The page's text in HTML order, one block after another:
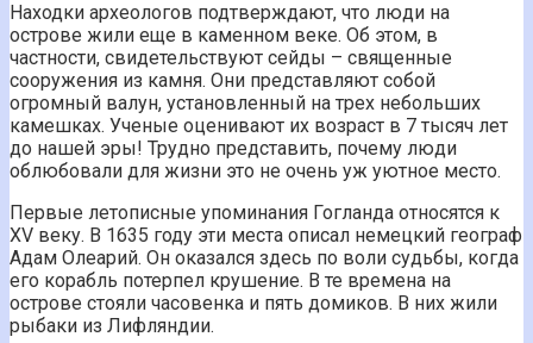
Находки археологов подтверждают, что люди на
острове жили еще в каменном веке. Об этом, в
частности, свидетельствуют сейды – священные
сооружения из камня. Они представляют собой
огромный валун, установленный на трех небольших
камешках. Ученые оценивают их возраст в 7 тысяч лет
до нашей эры! Трудно представить, почему люди
облюбовали для жизни это не очень уж уютное место.
Первые летописные упоминания Гогланда относятся к
XV веку. В 1635 году эти места описал немецкий географ
Адам Олеарий. Он оказался здесь по воли судьбы, когда
его корабль потерпел крушение. В те времена на
острове стояли часовенка и пять домиков. В них жили
рыбаки из Лифляндии.